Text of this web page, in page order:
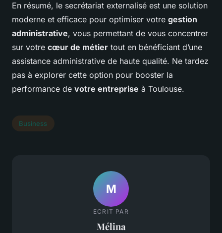
En résumé, le secrétariat externalisé est une solution
moderne et efficace pour optimiser votre gestion
administrative, vous permettant de vous concentrer
sur votre cœur de métier tout en bénéficiant d’une
assistance administrative de haute qualité. Ne tardez
pas à explorer cette option pour booster la
performance de votre entreprise à Toulouse.
Business
M
ECRIT PAR
Mélina